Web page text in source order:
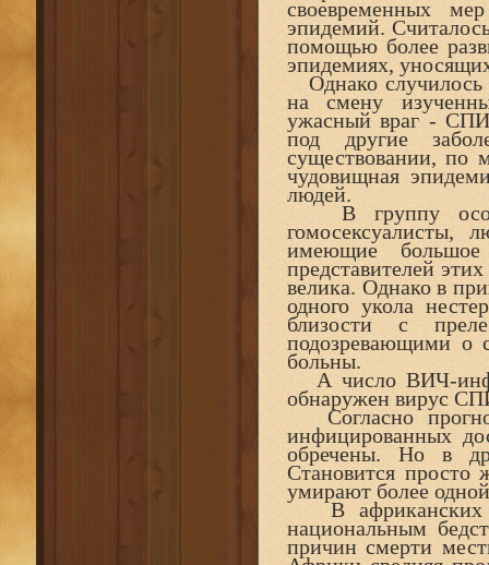
своевременных
эпидемий.
помощью более
эпидемиях,
Однако случилось
на смену
ужасный враг -
под другие
существовании, по
чудовищная
людей.
В группу
гомосексуалисты,
имеющие большое
представителей
велика. Однако в
одного укола
близости с
подозревающими о
больны.
А число ВИЧ-
обнаружен вирус
Согласно
инфицированных
обречены. Но в
Становится просто
умирают более
В африканских
национальным
причин смерти